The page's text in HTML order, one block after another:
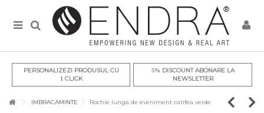
PERSONALIZEZI PRODUSUL CU
1CLICK
5% DISCOUNT ABONARE LA
NEWSLETTER
IMBRACAMINTE Rochie lunga de eveniment catifea verde